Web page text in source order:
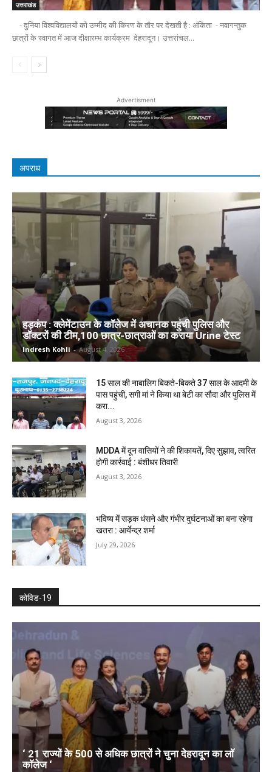
उत्तराखंड
- दुनिया विश्वविद्यालयों को उम्मीद की किरण के तौर पर देखती है : अंकिता - नवागन्तुक
छात्रों के स्वागत में आज दीक्षारम्भ कार्यक्रम देहरादून। उत्तरांचल...
Advertisment
अपराध
हड़कंप : क्लेमेंटाउन के कॉलेज में अचानक पहुंची पुलिस और
डॉक्टरों की टीम,100 छात्र-छात्राओं का कराया Urine टेस्ट
Indresh Kohli - August 4, 2026
15 साल की नाबालिग बिकते-बिकते 37 साल के आदमी के
पास पहुंची, सगी मां ने किया था बेटी का सौदा और पुलिस में
करा...
August 3, 2026
MDDA में दून वासियों ने की शिकायतें, दिए सुझाव, त्वरित
होगी कार्रवाई : बंशीधर तिवारी
August 3, 2026
भविष्य में सड़क धंसने और गंभीर दुर्घटनाओं का बना रहेगा
खतरा : आर्येन्द्र शर्मा
July 29, 2026
कोविड-19
‘ 21 राज्यों के 500 से अधिक छात्रों ने चुना देहरादून का लाॅ
काॅलेज ‘